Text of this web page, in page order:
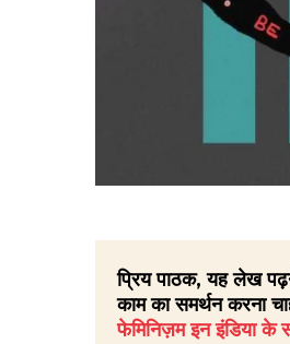
प्रिय पाठक, यह लेख
काम का समर्थन करना
फेमिनिज़म इन इंडिया के